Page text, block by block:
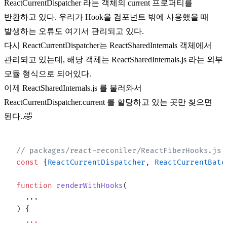
ReactCurrentDispatcher라는 객체의 current 프로퍼티를
반환하고 있다. 우리가 Hook을 컴포넌트 밖에 사용했을 때
발생하는 오류도 여기서 관리되고 있다.
다시 ReactCurrentDispatcher는 ReactSharedInternals 객체에서
관리되고 있는데, 해당 객체는 ReactSharedInternals.js 라는 외부
모듈 형식으로 되어있다.
이제 ReactSharedInternals.js 를 불러와서
ReactCurrentDispatcher.current 를 할당하고 있는 곳만 찾으면
된다..🤣
// packages/react-reconiler/ReactFiberHooks.js
const { ReactCurrentDispatcher ,
function renderWithHooks(
  ...
) {
  ...